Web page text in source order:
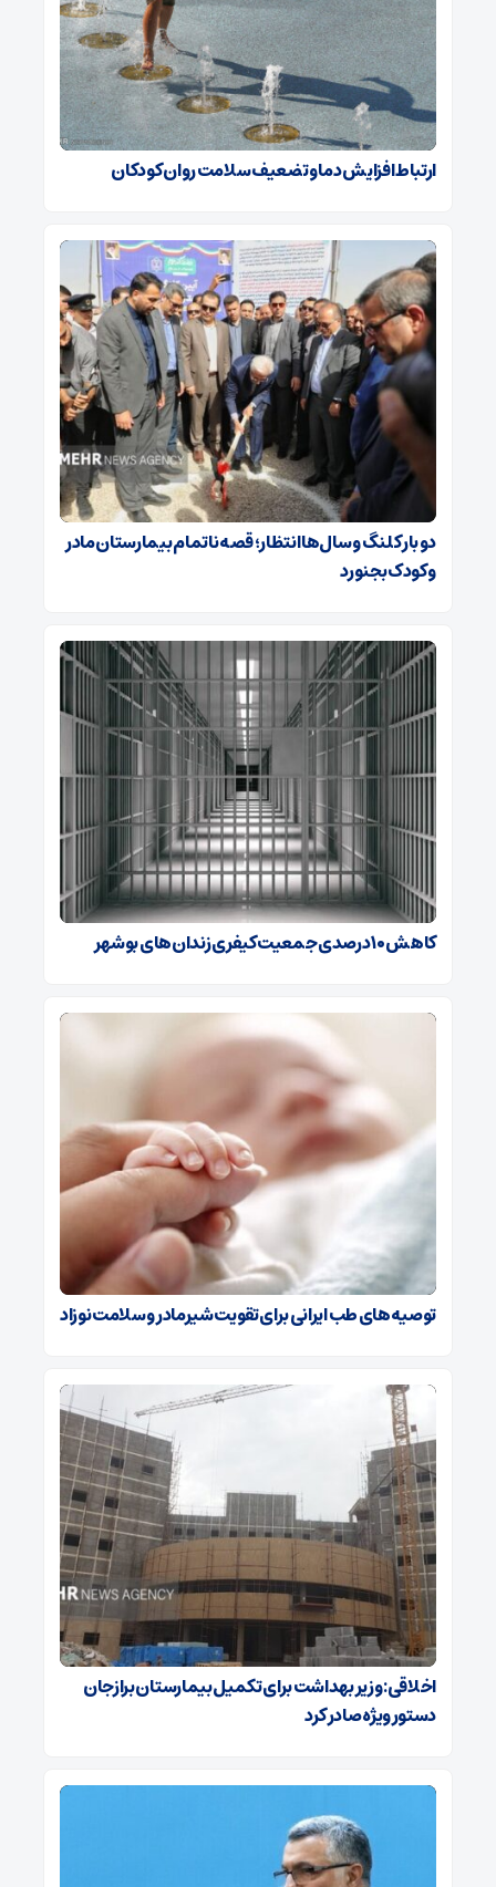
ارتباط افزایش دما و تضعیف سلامت روان کودکان
دو بار کلنگ و سال‌ها انتظار؛ قصه ناتمام بیمارستان مادر
و کودک بجنورد
کاهش ۱۰ درصدی جمعیت کیفری زندان‌های بوشهر
توصیه‌های طب ایرانی برای تقویت شیرمادر و سلامت نوزاد
اخلاقی: وزیر بهداشت برای تکمیل بیمارستان برازجان
دستور ویژه‌ صادر کرد